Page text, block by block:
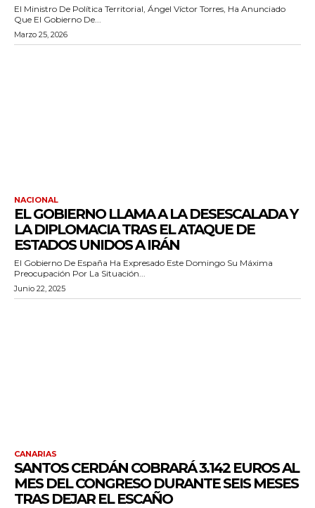
El Ministro De Política Territorial, Ángel Víctor Torres, Ha Anunciado
Que El Gobierno De...
Marzo 25, 2026
NACIONAL
EL GOBIERNO LLAMA A LA DESESCALADA Y
LA DIPLOMACIA TRAS EL ATAQUE DE
ESTADOS UNIDOS A IRÁN
El Gobierno De España Ha Expresado Este Domingo Su Máxima
Preocupación Por La Situación...
Junio 22, 2025
CANARIAS
SANTOS CERDÁN COBRARÁ 3.142 EUROS AL
MES DEL CONGRESO DURANTE SEIS MESES
TRAS DEJAR EL ESCAÑO